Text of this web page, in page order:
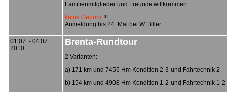
Familienmitglieder und Freunde willkommen
keine Gebühr!!!
Anmeldung bis 24. Mai bei W. Biller
01.07. - 04.07.
2010
Brenta-Rundtour
2 Varianten:
a) 171 km und 7455 Hm Kondition 2-3 und Fahrtechnik 2
b) 154 km und 4908 Hm Kondition 1-2 und Fahrtechnik 1-2